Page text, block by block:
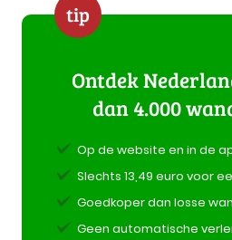
tip
Ontdek
dan 4.000
Op de website en in de
Slechts 13,49 euro voor
Goedkoper dan losse
Geen automatische